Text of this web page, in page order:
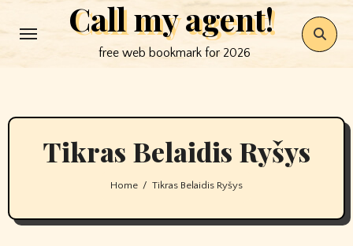
to
Call my agent!
free web bookmark for 2026
Tikras Belaidis Ryšys
Home Tikras Belaidis Ryšys